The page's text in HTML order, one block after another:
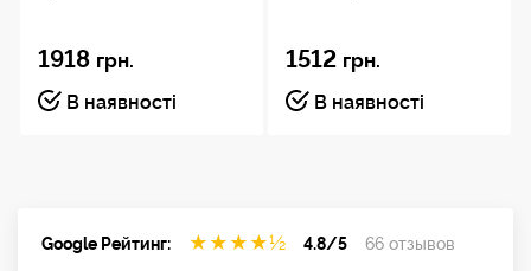
1918 грн.
В наявності
1512 грн.
В наявності
Google Рейтинг: ★ ★ ★ ★½ 4.8/5 66 отзывов